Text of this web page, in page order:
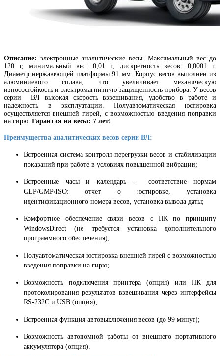
Описание: электронные аналитические весы. Максимальный вес до
120 г, минимальный вес: 0,01 г, дискретность весов: 0,0001 г.
Диаметр нержавеющей платформы 91 мм. Корпус весов выполнен из
алюминиевого сплава, что увеличивает механическую
износостойкость и электромагнитную защищенность прибора. У весов
серии ВЛ высокая скорость взвешивания, удобство в работе и
надежность в эксплуатации. Полуавтоматическая юстировка
осуществляется внешней гирей, с возможностью введения поправки
на гирю. Гарантия на весы: 7 лет!
Преимущества аналитических весов серии ВЛ:
Встроенная система контроля перегрузки весов и стабилизации
показаний при работе в условиях повышенной вибрации;
Встроенные часы и календарь - соответствие нормам
GLP/GMP/ISO: отчет о юстировке, установка
идентификационного номера весов, установка вывода даты;
Комфортное обеспечение связи весов с ПК по принципу
WindowsDirect (не требуется установка дополнительного
программного обеспечения);
Полуавтоматическая юстировка внешней гирей с возможностью
введения поправки на гирю;
Возможность подключения принтера (опция) или ПК для
протоколирования результатов взвешивания через интерфейсы
RS-232C и USB (опция);
Встроенная функция автовыключения весов (до 99 минут);
Возможность автономной работы от внешнего портативного
аккумулятора (опция).